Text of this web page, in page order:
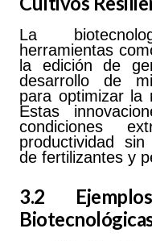
La
herramientas
la edición de
desarrollo de
para optimizar la
Estas
condiciones
productividad
de fertilizantes y
3.2